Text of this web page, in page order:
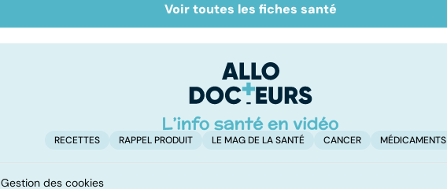
Viol : quelle prise en
charge pour les
Violences conjugales
: traumatisme familial
Voir toutes les fiches santé
RECETTES RAPPEL PRODUIT LE MAG DE LA SANTÉ CANCER MÉDICAMENTS
Gestion des cookies